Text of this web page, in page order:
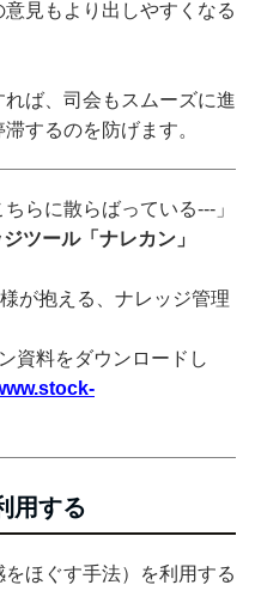
見もより出しやすくなる
ば、司会もスムーズに進
するのを防げます。
らに散らばっている---」
ツール「ナレカン」
が抱える、ナレッジ管理
資料をダウンロードし
用する
ほぐす手法）を利用する